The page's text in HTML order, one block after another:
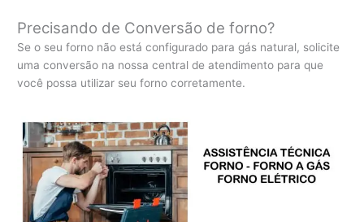
Precisando de Conversão de forno?
Se o seu forno não está configurado para gás natural, solicite
uma conversão na nossa central de atendimento para que
você possa utilizar seu forno corretamente.